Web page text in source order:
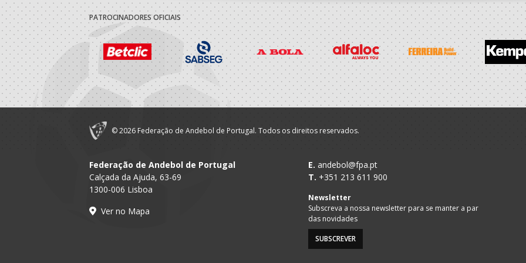
PATROCINADORES OFICIAIS
© 2026 Federação de Andebol de Portugal. Todos os direitos reservados.
Federação de Andebol de Portugal
Calçada da Ajuda, 63-69
1300-006 Lisboa
Ver no Mapa
E. andebol@fpa.pt
T. +351 213 611 900
Newsletter
Subscreva a nossa newsletter para se manter a par
das novidades
SUBSCREVER